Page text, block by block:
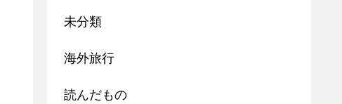
未分類
海外旅行
読んだもの